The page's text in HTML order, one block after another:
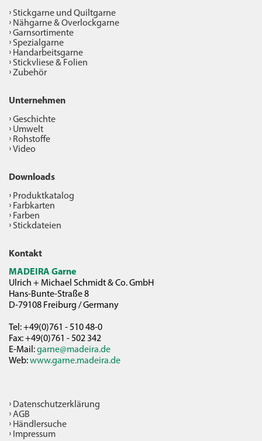
Stickgarne und Quiltgarne
Nähgarne & Overlockgarne
Garnsortimente
Spezialgarne
Handarbeitsgarne
Stickvliese & Folien
Zubehör
Unternehmen
Geschichte
Umwelt
Rohstoffe
Video
Downloads
Produktkatalog
Farbkarten
Farben
Stickdateien
Kontakt
MADEIRA Garne
Ulrich + Michael Schmidt & Co. GmbH
Hans-Bunte-Straße 8
D-79108 Freiburg / Germany
Tel: +49(0)761 - 510 48-0
Fax: +49(0)761 - 502 342
E-Mail:garne@madeira.de
Web:www.garne.madeira.de
Datenschutzerklärung
AGB
Händlersuche
Impressum